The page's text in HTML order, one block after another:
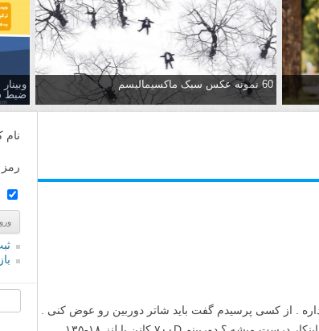
60 نمونه عکس سبک ماکسیمالیسم
ضبط
. از کسی پرسیدم گفت باید شاتر دوربین رو عوض کنی .
نام
رمز